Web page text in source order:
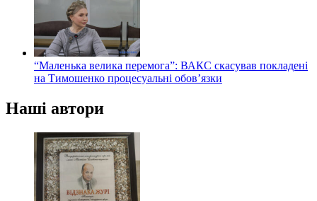
“Маленька велика перемога”: ВАКС скасував покладені
на Тимошенко процесуальні обов’язки
Наші автори